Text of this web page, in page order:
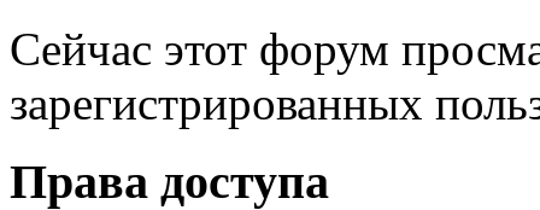
Сейчас этот форум
зарегистрированных
Права доступа